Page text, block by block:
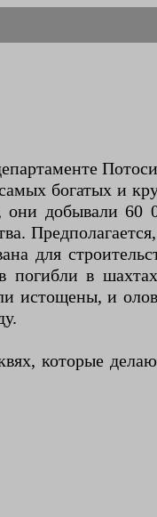
богатых и
добывали 60
для
в шахтах
истощены, и
которые